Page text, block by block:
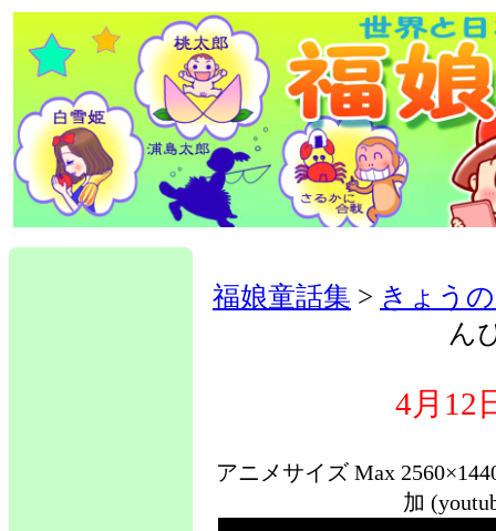
福娘童話集 > きょう
ん
4月12
アニメサイズ Max
加